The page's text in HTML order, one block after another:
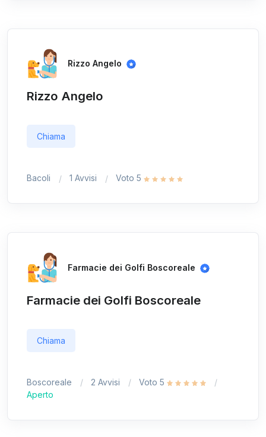
Rizzo Angelo
Rizzo Angelo
Chiama
Bacoli 1 Avvisi Voto 5
Farmacie dei Golfi Boscoreale
Farmacie dei Golfi Boscoreale
Chiama
Boscoreale 2 Avvisi
Voto 5
Aperto